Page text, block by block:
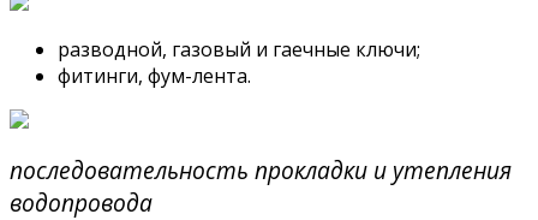
разводной, газовый и гаечные ключи;
фитинги, фум-лента.
последовательность прокладки и утепления
водопровода